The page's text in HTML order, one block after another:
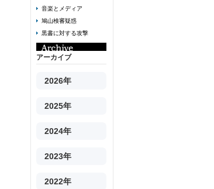
音楽とメディア
鳩山検審疑惑
黒書に対する攻撃
アーカイブ
2026年
2025年
2024年
2023年
2022年